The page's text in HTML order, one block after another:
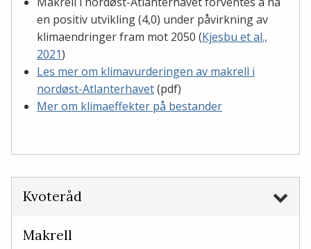
en positiv utvikling (4,0) under påvirkning av
klimaendringer fram mot 2050 (Kjesbu et al.,
2021)
Les mer om klimavurderingen av makrell i
nordøst-Atlanterhavet(pdf)
Mer om klimaeffekter på bestander
Kvoteråd
Makrell